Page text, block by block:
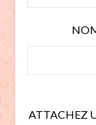
ATTACHEZ